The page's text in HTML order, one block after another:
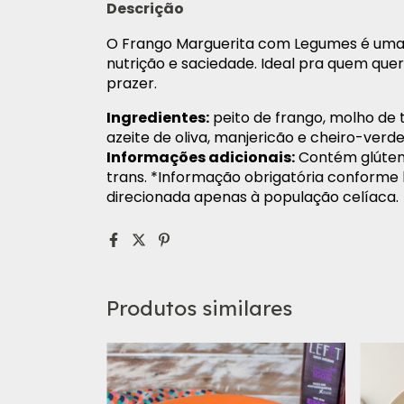
Descrição
O Frango Marguerita com Legumes é
nutrição e saciedade. Ideal pra quem
prazer.
Ingredientes: peito de frango, molho de
azeite de oliva, manjericão e cheiro-
Informações adicionais:Contém
trans. *Informação obrigatória conforme
direcionada apenas à população celíaca.
Produtos similares